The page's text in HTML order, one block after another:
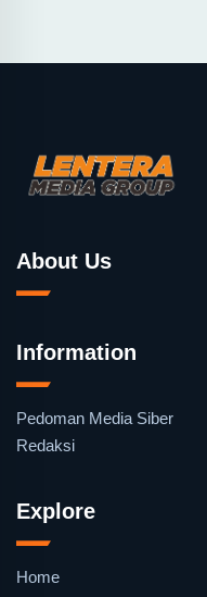
About Us
Information
Pedoman Media Siber
Redaksi
Explore
Home